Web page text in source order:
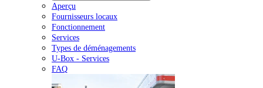
Aperçu
Fournisseurs locaux
Fonctionnement
Services
Types de déménagements
U-Box - Services
FAQ